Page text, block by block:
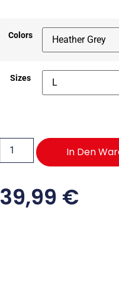
Colors
Sizes
In Den
39,99 €